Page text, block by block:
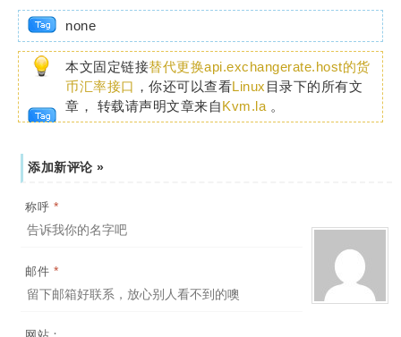
none
本文固定链接替代更换api.exchangerate.host的货
币汇率接口 ，你还可以查看Linux 目录下的所有文
章， 转载请声明文章来自Kvm.la 。
添加新评论 »
称呼 *
邮件 *